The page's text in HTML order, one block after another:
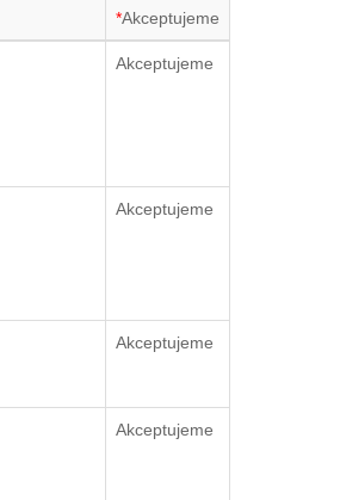
*Akceptujeme
Akceptujeme
Akceptujeme
Akceptujeme
Akceptujeme